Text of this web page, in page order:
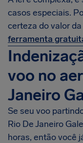
casos especiais.
certeza do valor
ferramenta
voo no
Janeiro
Se seu voo
Rio De Janeiro
horas, então você